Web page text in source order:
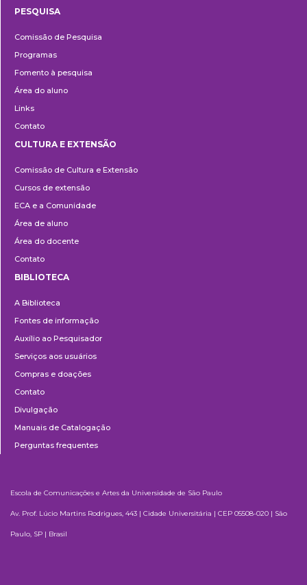
PESQUISA
Comissão de Pesquisa
Programas
Fomento à pesquisa
Área do aluno
Links
Contato
e
Extensão
CULTURA E EXTENSÃO
Comissão de Cultura e Extensão
Cursos de extensão
ECA e a Comunidade
Área de aluno
Área do docente
Contato
BIBLIOTECA
A Biblioteca
Fontes de informação
Auxílio ao Pesquisador
Serviços aos usuários
Compras e doações
Contato
Divulgação
Manuais de Catalogação
Perguntas frequentes
Escola de Comunicações e Artes da Universidade de São Paulo
Av. Prof. Lúcio Martins Rodrigues, 443 | Cidade Universitária | CEP 05508-020 | São
Paulo, SP | Brasil